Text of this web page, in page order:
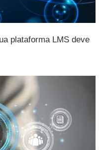
plataforma LMS deve